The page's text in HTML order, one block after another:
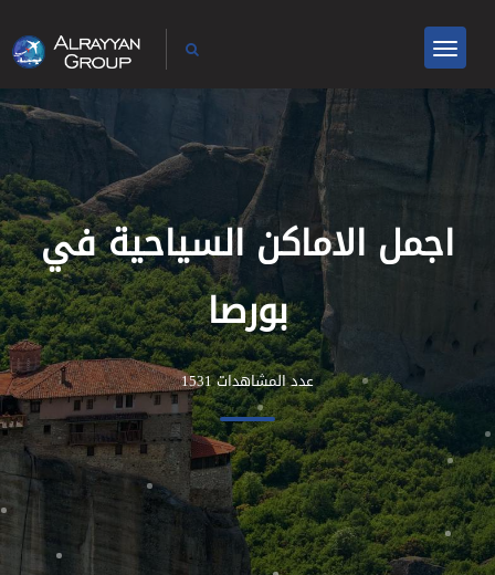
اجمل الاماكن السياحية في
بورصا
عدد المشاهدات 1531